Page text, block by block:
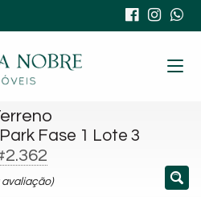
Fase 1 Lote 3